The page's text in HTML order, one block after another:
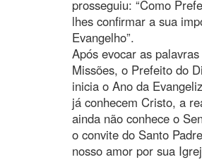
prosseguiu: “Como
lhes confirmar a sua
Evangelho”.
Após evocar as
Missões, o Prefeito do
inicia o Ano da
já conhecem Cristo, a
ainda não conhece o
o convite do Santo
nosso amor por sua